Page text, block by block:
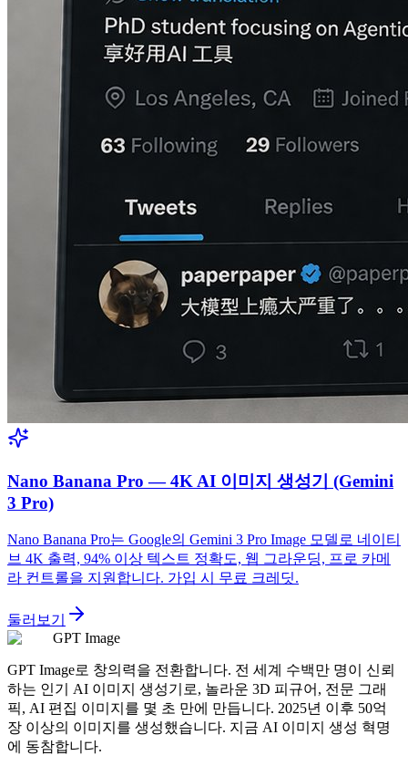
Nano Banana Pro — 4K AI 이미지 생성기 (Gemini
3 Pro)
Nano Banana Pro는 Google의 Gemini 3 Pro Image 모델로 네이티
브 4K 출력, 94% 이상 텍스트 정확도, 웹 그라운딩, 프로 카메
라 컨트롤을 지원합니다. 가입 시 무료 크레딧.
둘러보기
GPT Image
GPT Image로 창의력을 전환합니다. 전 세계 수백만 명이 신뢰
하는 인기 AI 이미지 생성기로, 놀라운 3D 피규어, 전문 그래
픽, AI 편집 이미지를 몇 초 만에 만듭니다. 2025년 이후 50억
장 이상의 이미지를 생성했습니다. 지금 AI 이미지 생성 혁명
에 동참합니다.